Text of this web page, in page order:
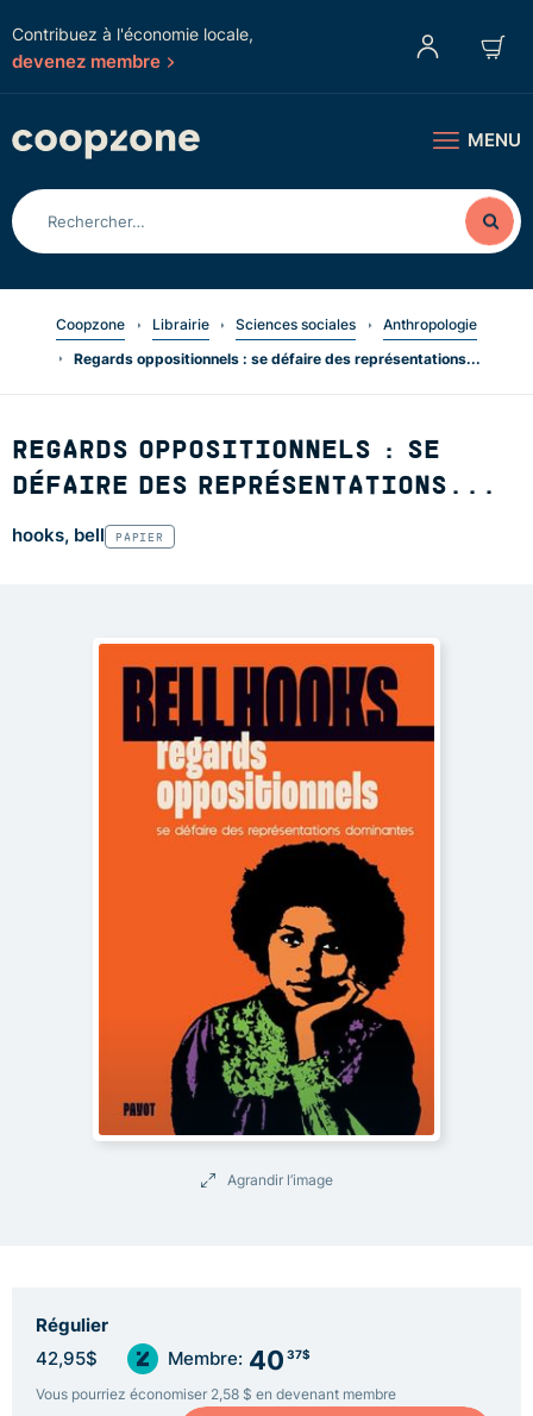
Contribuez à l'économie locale,
devenez membre
MENU
Coopzone Librairie Sciences sociales
Anthropologie
Regards oppositionnels : se défaire des représentations...
REGARDS OPPOSITIONNELS : SE
DÉFAIRE DES REPRÉSENTATIONS...
hooks, bell PAPIER
Agrandir l’image
Régulier
42,95$ Membre: 40 37$
Vous pourriez économiser 2,58 $ en devenant membre